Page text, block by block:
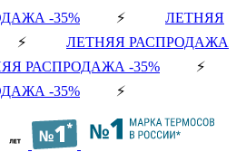
-35% ⚡ ЛЕТНЯЯ
ЛЕТНЯЯ РАСПРОДАЖА
РАСПРОДАЖА -35% ⚡
-35% ⚡